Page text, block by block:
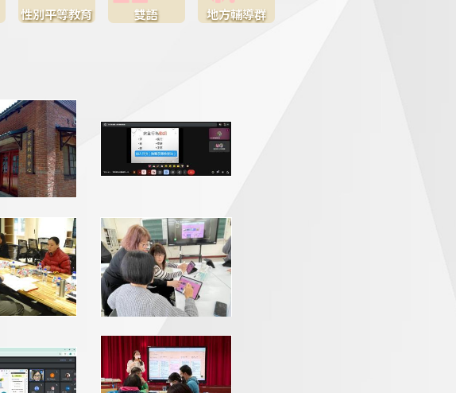
性別平等教育 雙語 地方輔導群